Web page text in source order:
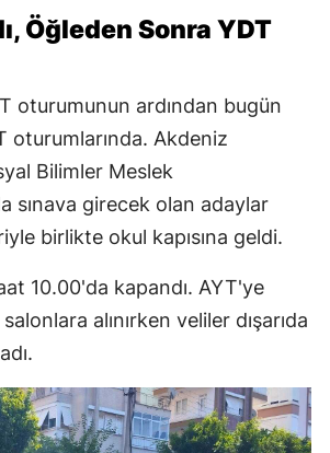
Öğleden Sonra YDT
oturumunun ardından bugün
oturumlarında. Akdeniz
Bilimler Meslek
sınava girecek olan adaylar
birlikte okul kapısına geldi.
10.00'da kapandı. AYT'ye
alınırken veliler dışarıda